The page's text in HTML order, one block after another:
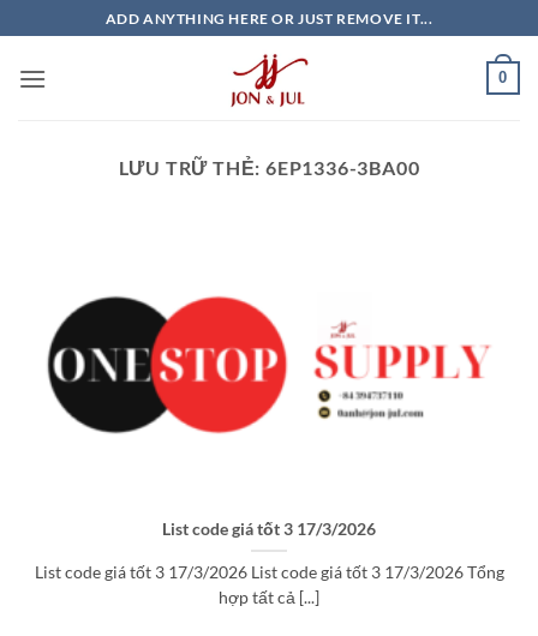
qua
nội
ADD ANYTHING HERE OR JUST REMOVE IT...
0
LƯU TRỮ THẺ: 6EP1336-3BA00
List code giá tốt 3 17/3/2026
List code giá tốt 3 17/3/2026 List code giá tốt 3 17/3/2026 Tổng
hợp tất cả [...]